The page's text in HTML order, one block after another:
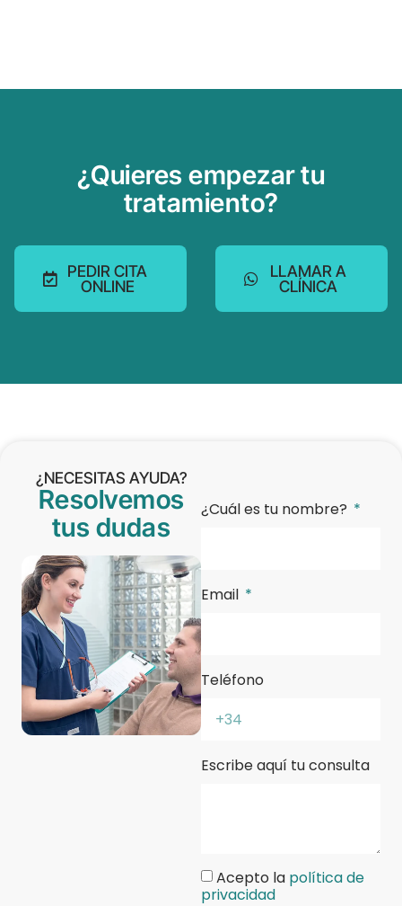
¿Quieres empezar tu
tratamiento?
PEDIR CITA
ONLINE
LLAMAR A
CLÍNICA
¿NECESITAS AYUDA?
Resolvemos
tus dudas
¿Cuál es tu nombre?
Email
Teléfono
Escribe aquí tu consulta
Acepto la política de
privacidad